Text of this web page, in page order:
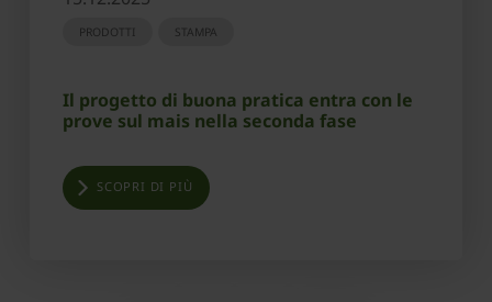
PRODOTTI STAMPA
Il progetto di buona pratica entra con le
prove sul mais nella seconda fase
SCOPRI DI PIÙ